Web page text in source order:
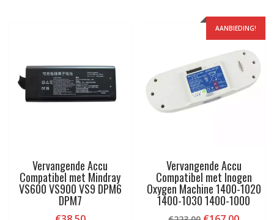
Vervangende Accu
Compatibel met Mindray
VS600 VS900 VS9 DPM6
DPM7
AANBIEDING!
Vervangende Accu
Compatibel met Inogen
Oxygen Machine 1400-1020
1400-1030 1400-1000